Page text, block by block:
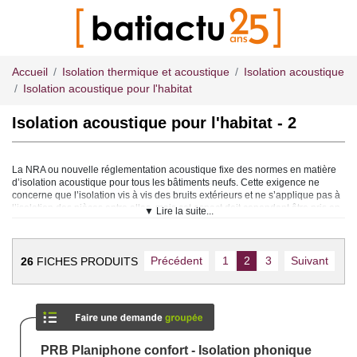
Accueil Isolation thermique et acoustique
Isolation acoustique
Isolation acoustique pour l'habitat
Isolation acoustique pour l'habitat - 2
La NRA ou nouvelle réglementation acoustique fixe des normes en matière
d’isolation acoustique pour tous les bâtiments neufs. Cette exigence ne
concerne que l’isolation vis à vis des bruits extérieurs et ne s’applique pas à
l’isolation des pièces entre elles, mais cet aspect doit cependant être pris en
Isolation contre les bruits extérieurs
L’isolation vis à vis des bruits extérieurs dépend essentiellement de
l’environnement dans lequel se trouve l’habitation. Trafic aérien ou routier,
peuvent nécessiter une isolation spécifique.
L’isolation phonique est réalisée par l’utilisation de briques, laine de verre ou
ouvertures. Ce sont sur les fenêtres que l’effort maximal d’isolation devra être
▼ Lire la suite...
26 FICHES PRODUITS Précédent 1 2 3 Suivant
PRB Planiphone confort - Isolation phonique